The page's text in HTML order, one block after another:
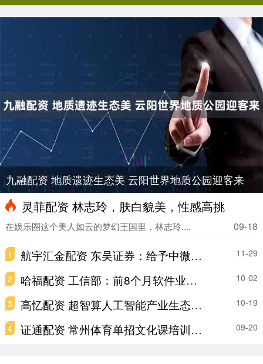
九融配资 地质遗迹生态美 云阳世界地质公园迎客来
灵菲配资 林志玲，肤白貌美，性感高挑
09-18
在娱乐圈这个美人如云的梦幻王国里，林志玲....
1 航宇汇金配资 东吴证券：给予中微公司买入评级 11-29
2 哈福配资 工信部：前8个月软件业务收入96409亿元，同比增长12.6% 10-02
3 高忆配资 超智算人工智能产业生态大会在京启幕，共筑AI发展新范式 10-19
4 证通配资 常州体育单招文化课培训学校哪家好？多维度分析助你抉择 09-20